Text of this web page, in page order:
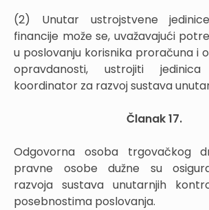
(2) Unutar ustrojstvene
financije može se, uvažavajući
u poslovanju korisnika proračuna i
opravdanosti, ustrojiti
koordinator za razvoj sustava
Članak 17.
Odgovorna osoba trgovačkog
pravne osobe dužne su
razvoja sustava unutarnjih
posebnostima poslovanja.